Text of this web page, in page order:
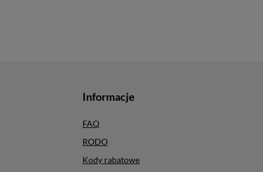
Informacje
FAQ
RODO
Kody rabatowe